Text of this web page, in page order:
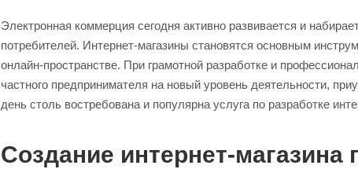
Электронная коммерция сегодня активно развивается и
потребителей. Интернет-магазины становятся основным
онлайн-пространстве. При грамотной разработке и
частного предпринимателя на новый уровень деятельности,
день столь востребована и популярна услуга по разработке
Создание интернет-магазина